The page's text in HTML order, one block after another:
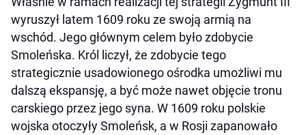
wyruszył latem 1609 roku ze swoją armią na
wschód. Jego głównym celem było zdobycie
Smoleńska. Król liczył, że zdobycie tego
strategicznie usadowionego ośrodka umożliwi mu
dalszą ekspansję, a być może nawet objęcie tronu
carskiego przez jego syna. W 1609 roku polskie
wojska otoczyły Smoleńsk, a w Rosji zapanowało